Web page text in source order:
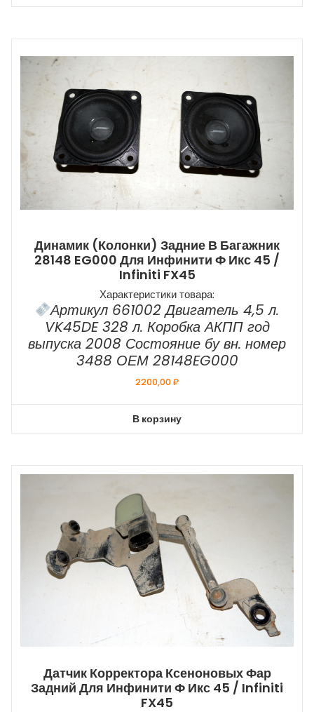
Динамик (колонки) Задние В Багажник
28148 EG000 Для Инфинити Ф Икс 45 /
Infiniti FX45
Характеристики товара:
Артикул 661002 Двигатель 4,5 л.
VK45DE 328 л. Коробка АКПП год
выпуска 2008 Состояние бу вн. номер
3488 ОЕМ 28148EG000
2200,00₽
В корзину
Датчик Корректора Ксеноновых Фар
Задний Для Инфинити Ф Икс 45 / Infiniti
FX45